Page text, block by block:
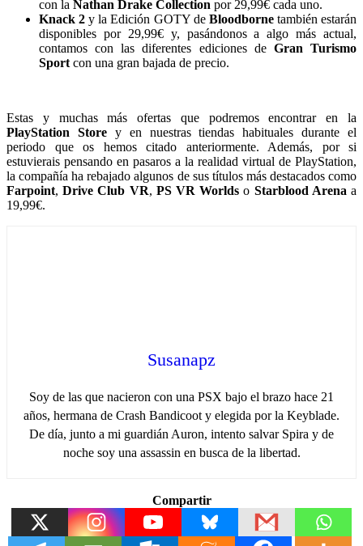
con la Nathan Drake Collection por 29,99€ cada uno.
Knack 2 y la Edición GOTY de Bloodbornetambién estarán
disponibles por 29,99€ y, pasándonos a algo más actual,
contamos con las diferentes ediciones de Gran Turismo
Sport con una gran bajada de precio.
Estas y muchas más ofertas que podremos encontrar en la
PlayStation Storey en nuestras tiendas habituales durante el
periodo que os hemos citado anteriormente. Además, por si
estuvierais pensando en pasaros a la realidad virtual de PlayStation,
la compañía ha rebajado algunos de sus títulos más destacados como
Farpoint,Drive Club VR, PS VR Worlds o Starblood Arena a
19,99€.
Susanapz
Soy de las que nacieron con una PSX bajo el brazo hace 21
años, hermana de Crash Bandicoot y elegida por la Keyblade.
De día, junto a mi guardián Auron, intento salvar Spira y de
noche soy una assassin en busca de la libertad.
Compartir